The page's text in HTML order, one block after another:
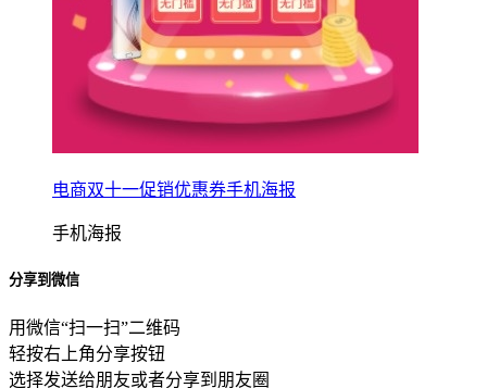
电商双十一促销优惠券手机海报
手机海报
分享到微信
用微信“扫一扫”二维码
轻按右上角分享按钮
选择发送给朋友或者分享到朋友圈